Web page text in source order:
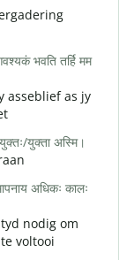
भवति तर्हि मम
asseblief as jy
युक्ता अस्मि।
अधिकः कालः
nodig om
voltooi